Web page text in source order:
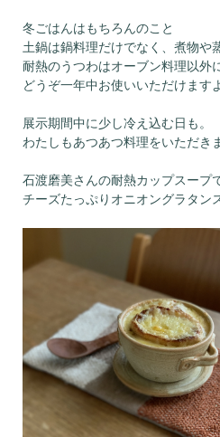
冬ごはんはもちろんのこと
土鍋は鍋料理だけでなく、煮物や
耐熱のうつわはオーブン料理以外
どうぞ一年中お使いいただけます
展示期間中に少し冷え込む日も。
わたしもあつあつ料理をいただき
石渡磨美さんの耐熱カップスープ
チーズたっぷりオニオングラタン